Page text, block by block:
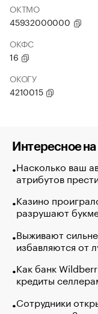
ОКТМО
45932000000
ОКФС
16
ОКОГУ
4210015
Интересное
Насколько ваш
атрибутов
Казино
разрушают
Выживают
избавляются от
Как банк
кредиты
Сотрудники